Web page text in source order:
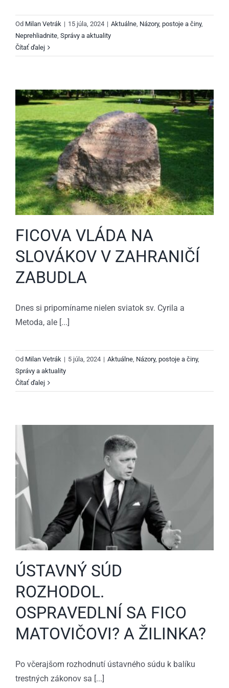
Od Milan Vetrák | 15 júla, 2024 | Aktuálne Názory, postoje a činy,
Neprehliadnite Správy a aktuality
Čítať ďalej
FICOVA VLÁDA NA
SLOVÁKOV V ZAHRANIČÍ
ZABUDLA
Dnes si pripomíname nielen sviatok sv. Cyrila a
Metoda, ale [...]
Od Milan Vetrák | 5 júla, 2024 | Aktuálne Názory, postoje a činy,
Správy a aktuality
Čítať ďalej
ÚSTAVNÝ SÚD
ROZHODOL.
OSPRAVEDLNÍ SA FICO
MATOVIČOVI? A ŽILINKA?
Po včerajšom rozhodnutí ústavného súdu k balíku
trestných zákonov sa [...]